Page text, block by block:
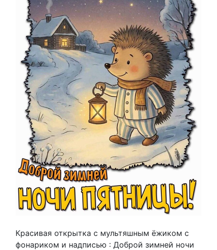
Красивая открытка с мультяшным ёжиком с
фонариком и надписью : Доброй зимней ночи